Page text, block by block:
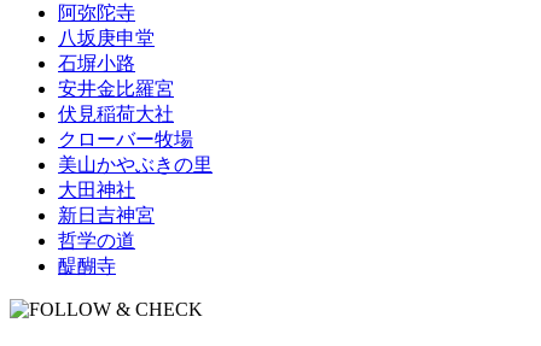
阿弥陀寺
八坂庚申堂
石塀小路
安井金比羅宮
伏見稲荷大社
クローバー牧場
美山かやぶきの里
大田神社
新日吉神宮
哲学の道
醍醐寺